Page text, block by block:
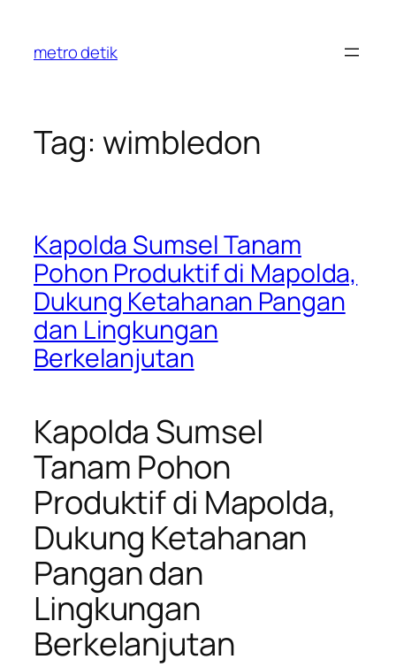
content
metro detik
Tag: wimbledon
Kapolda Sumsel Tanam
Pohon Produktif di Mapolda,
Dukung Ketahanan Pangan
dan Lingkungan
Berkelanjutan
Kapolda Sumsel
Tanam Pohon
Produktif di Mapolda,
Dukung Ketahanan
Pangan dan
Lingkungan
Berkelanjutan